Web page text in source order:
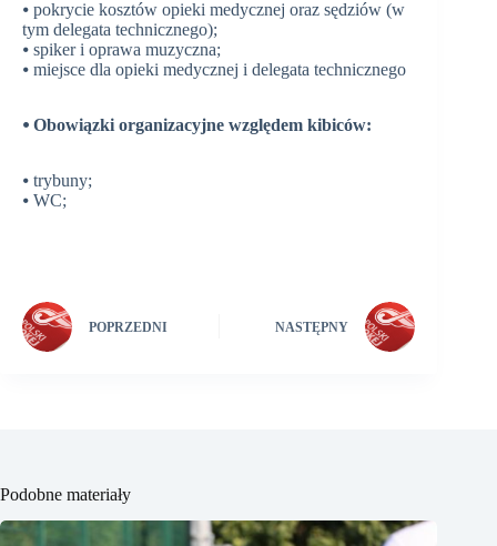
⦁ pokrycie kosztów opieki medycznej oraz sędziów (w
tym delegata technicznego);
⦁ spiker i oprawa muzyczna;
⦁ miejsce dla opieki medycznej i delegata technicznego
⦁ Obowiązki organizacyjne względem kibiców:
⦁ trybuny;
⦁ WC;
POPRZEDNI NASTĘPNY
Podobne materiały